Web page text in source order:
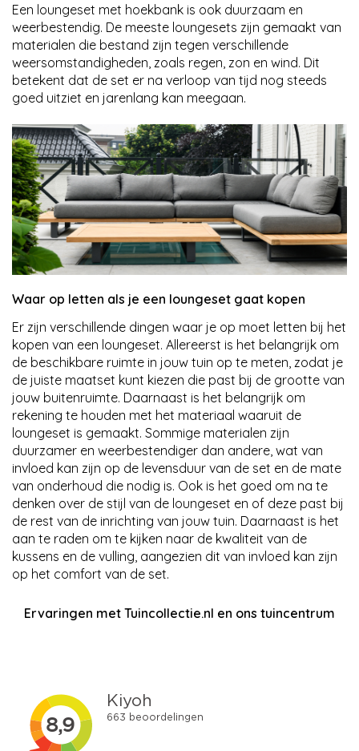
Een loungeset met hoekbank is ook duurzaam en
weerbestendig. De meeste loungesets zijn gemaakt van
materialen die bestand zijn tegen verschillende
weersomstandigheden, zoals regen, zon en wind. Dit
betekent dat de set er na verloop van tijd nog steeds
goed uitziet en jarenlang kan meegaan.
Waar op letten als je een loungeset gaat kopen
Er zijn verschillende dingen waar je op moet letten bij het
kopen van een loungeset. Allereerst is het belangrijk om
de beschikbare ruimte in jouw tuin op te meten, zodat je
de juiste maatset kunt kiezen die past bij de grootte van
jouw buitenruimte. Daarnaast is het belangrijk om
rekening te houden met het materiaal waaruit de
loungeset is gemaakt. Sommige materialen zijn
duurzamer en weerbestendiger dan andere, wat van
invloed kan zijn op de levensduur van de set en de mate
van onderhoud die nodig is. Ook is het goed om na te
denken over de stijl van de loungeset en of deze past bij
de rest van de inrichting van jouw tuin. Daarnaast is het
aan te raden om te kijken naar de kwaliteit van de
kussens en de vulling, aangezien dit van invloed kan zijn
op het comfort van de set.
Ervaringen met Tuincollectie.nl en ons tuincentrum